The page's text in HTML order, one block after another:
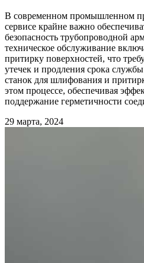
В современном промышленном
сервисе крайне важно
безопасность трубопроводной
техническое обслуживание
притирку поверхностей, что
утечек и продления срока
станок для шлифования и
этом процессе, обеспечивая
поддержание герметичности
29 марта, 2024